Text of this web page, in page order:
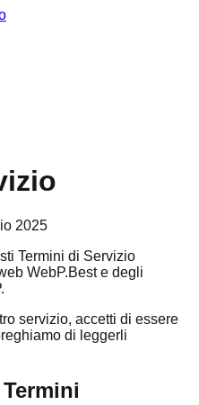
2025
Termini di Servizio
WebP.Best e degli
servizio, accetti di essere
di leggerli